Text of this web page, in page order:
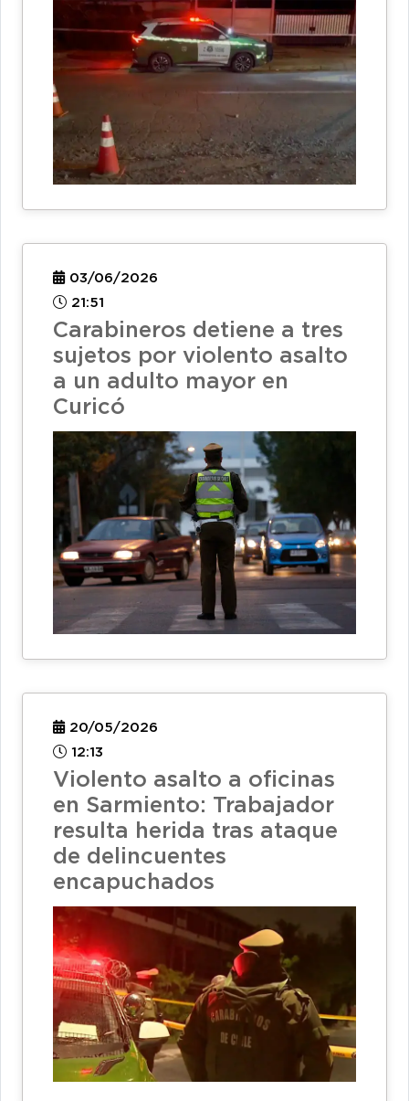
03/06/2026
21:51
Carabineros detiene a tres
sujetos por violento asalto
a un adulto mayor en
Curicó
20/05/2026
12:13
Violento asalto a oficinas
en Sarmiento: Trabajador
resulta herida tras ataque
de delincuentes
encapuchados